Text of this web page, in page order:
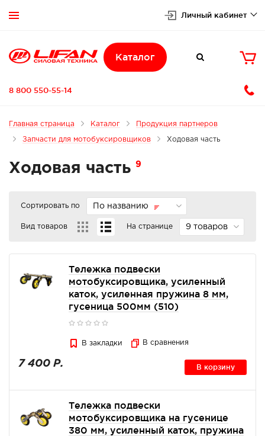
 Личный кабинет
Каталог  
8 800 550-55-14
Главная страница Каталог Продукция партнеров
Запчасти для мотобуксировщиков Ходовая часть
Ходовая часть 9
Сортировать по По названию
Вид товаров На странице 9 товаров
Тележка подвески
мотобуксировщика, усиленный
каток, усиленная пружина 8 мм,
гусеница 500мм (510)
В закладки В сравнения
7 400 Р. В корзину
Тележка подвески
мотобуксировщика на гусенице
380 мм, усиленный каток, пружина